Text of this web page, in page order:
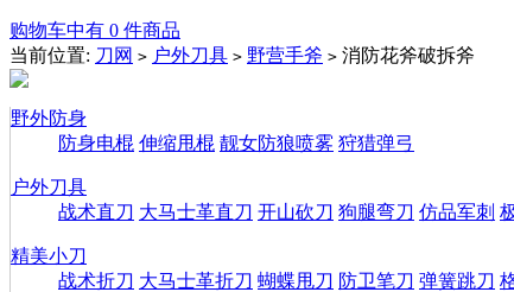
购物车中有 0 件商品
当前位置: 刀网 > 户外刀具 > 野营手斧 > 消防花斧破拆斧
野外防身
防身电棍 伸缩甩棍 靓女防狼喷雾 狩猎弹弓
户外刀具
战术直刀 大马士革直刀 开山砍刀 狗腿弯刀 仿品军刺
精美小刀
战术折刀 大马士革折刀 蝴蝶甩刀 防卫笔刀 弹簧跳刀